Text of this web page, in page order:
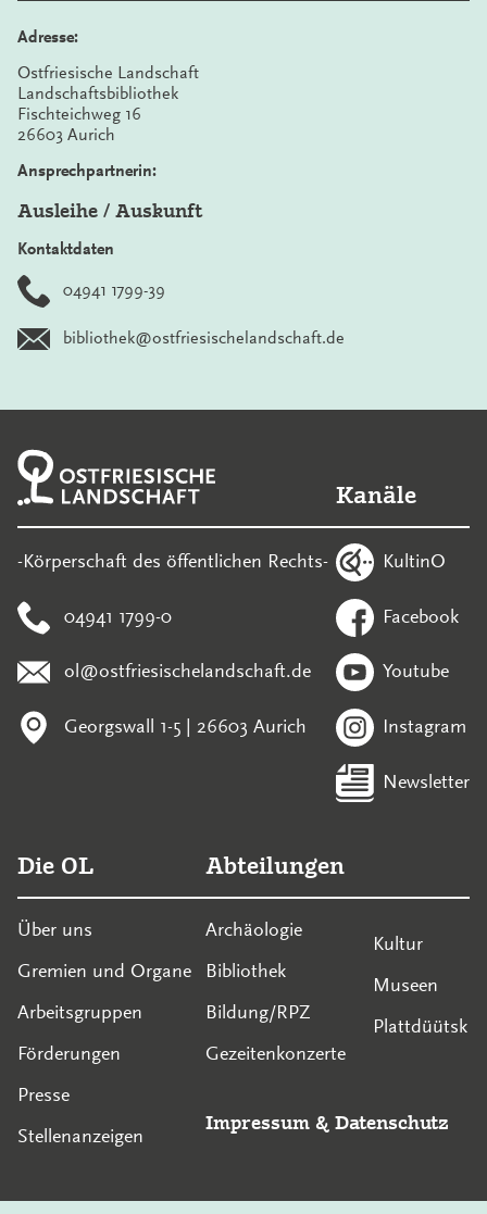
Adresse:
Ostfriesische Landschaft
Landschaftsbibliothek
Fischteichweg 16
26603 Aurich
Ansprechpartnerin:
Ausleihe / Auskunft
Kontaktdaten
04941 1799-39
bibliothek@ostfriesischelandschaft.de
-Körperschaft des öffentlichen Rechts-
04941 1799-0
ol@ostfriesischelandschaft.de
Georgswall 1-5 | 26603 Aurich
Kanäle
KultinO
Facebook
Youtube
Instagram
Newsletter
Die OL
Über uns
Gremien und Organe
Arbeitsgruppen
Förderungen
Presse
Stellenanzeigen
Abteilungen
Archäologie
Bibliothek
Bildung/RPZ
Gezeitenkonzerte
Kultur
Museen
Plattdüütsk
Impressum & Datenschutz